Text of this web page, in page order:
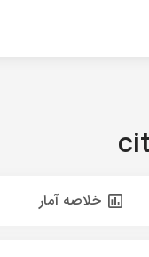
خلاصه آمار